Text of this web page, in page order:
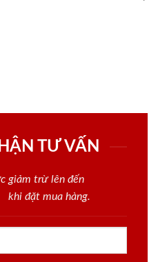
TƯ VẤN
giảm trừ lên đến
khi đặt mua hàng.